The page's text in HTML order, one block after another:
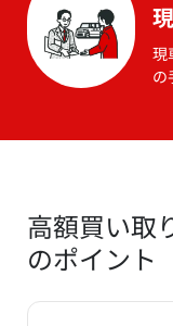
現
の
高額買い取
のポイント